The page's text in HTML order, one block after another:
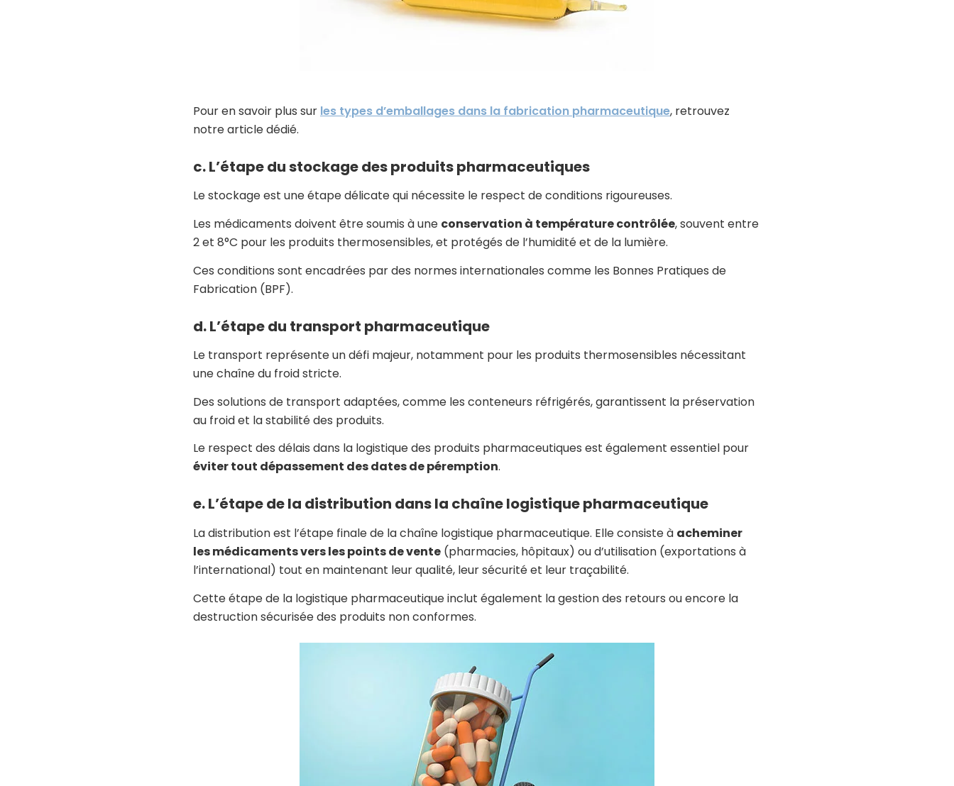
Pour en savoir plus sur les types d’emballages dans la fabrication pharmaceutique, retrouvez
notre article dédié.
c. L’étape du stockage des produits pharmaceutiques
Le stockage est une étape délicate qui nécessite le respect de conditions rigoureuses.
Les médicaments doivent être soumis à une conservation à température contrôlée, souvent entre
2 et 8°C pour les produits thermosensibles, et protégés de l’humidité et de la lumière.
Ces conditions sont encadrées par des normes internationales comme les Bonnes Pratiques de
Fabrication (BPF).
d. L’étape du transport pharmaceutique
Le transport représente un défi majeur, notamment pour les produits thermosensibles nécessitant
une chaîne du froid stricte.
Des solutions de transport adaptées, comme les conteneurs réfrigérés, garantissent la préservation
au froid et la stabilité des produits.
Le respect des délais dans la logistique des produits pharmaceutiques est également essentiel pour
éviter tout dépassement des dates de péremption.
e. L’étape de la distribution dans la chaîne logistique pharmaceutique
La distribution est l’étape finale de la chaîne logistique pharmaceutique. Elle consiste à acheminer
les médicaments vers les points de vente (pharmacies, hôpitaux) ou d’utilisation (exportations à
l’international) tout en maintenant leur qualité, leur sécurité et leur traçabilité.
Cette étape de la logistique pharmaceutique inclut également la gestion des retours ou encore la
destruction sécurisée des produits non conformes.